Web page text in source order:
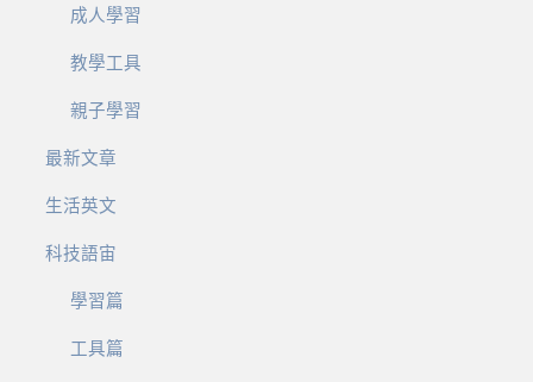
成人學習
教學工具
親子學習
最新文章
生活英文
科技語宙
學習篇
工具篇